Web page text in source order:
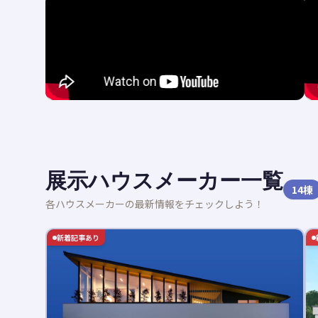
展示ハウスメーカー一覧
各ハウスメーカーの最新情報をチェックしよう！
14棟
新着記事あり 新着記事